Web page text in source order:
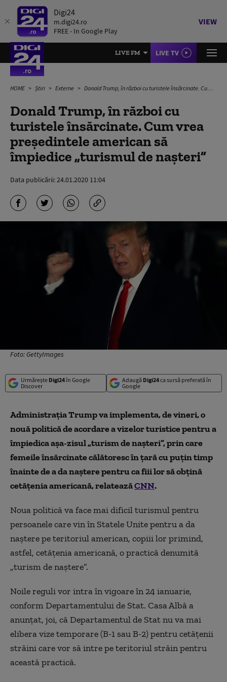
Digi24
m.digi24.ro
FREE - In Google Play
VIEW
LIVE FM LIVE TV
HOME Știri Externe Donald Trump, în război cu turistele însărcinate. Cum vrea preşedintele american să împiedice „turismul de naşteri”
Donald Trump, în război cu
turistele însărcinate. Cum vrea
preşedintele american să
împiedice „turismul de naşteri”
Data publicării:24.01.2020 11:04
Foto: GettyImages
Urmărește Digi24în Google
Discover
Adaugă Digi24ca sursă preferată în
Google
Administraţia Trump va implementa, de vineri, o
nouă politică de acordare a vizelor turistice pentru a
împiedica aşa-zisul „turism de naşteri”, prin care
femeile însărcinate călătoresc în ţară cu puţin timp
înainte de a da naştere pentru ca fiii lor să obţină
cetăţenia americană, relateazăCNN.
Noua politică va face mai dificil turismul pentru
persoanele care vin în Statele Unite pentru a da
naştere pe teritoriul american, copiii lor primind,
astfel, cetăţenia americană, o practică denumită
„turism de naştere”.
Noile reguli vor intra în vigoare în 24 ianuarie,
conform Departamentului de Stat. Casa Albă a
anunţat, joi, că Departamentul de Stat nu va mai
elibera vize temporare (B-1 sau B-2) pentru cetăţenii
străini care vor să intre pe teritoriul străin pentru
această practică.